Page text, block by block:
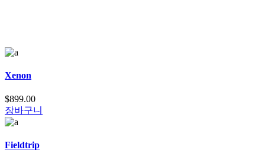
Xenon
$899.00
장바구니
Fieldtrip